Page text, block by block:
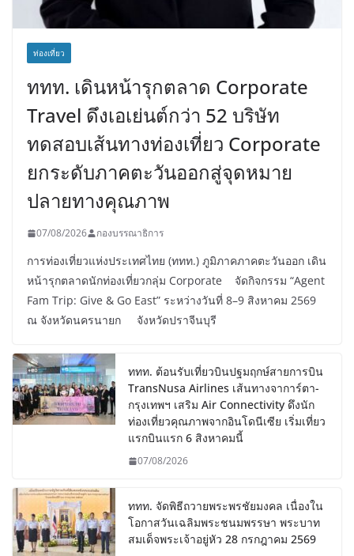
ท่องเที่ยว
ททท. เดินหน้ารุกตลาด Corporate
Travel ดึงเอเย่นต์กว่า 52 บริษัท
ทดสอบเส้นทางท่องเที่ยว Corporate
ยกระดับภาคตะวันออกสู่จุดหมาย
ปลายทางคุณภาพ
07/08/2026 กองบรรณาธิการ
การท่องเที่ยวแห่งประเทศไทย (ททท.) ภูมิภาคภาคตะวันออก เดิน
หน้ารุกตลาดนักท่องเที่ยวกลุ่ม Corporate จัดกิจกรรม “Agent
Fam Trip: Give & Go East” ระหว่างวันที่ 8–9 สิงหาคม 2569
ณ จังหวัดนครนายก จังหวัดปราจีนบุรี
ททท. ต้อนรับเที่ยวบินปฐมฤกษ์สายการบิน
TransNusa Airlines เส้นทางจาการ์ตา-
กรุงเทพฯ เสริม Air Connectivity ดึงนัก
ท่องเที่ยวคุณภาพจากอินโดนีเซีย เริ่มเที่ยว
แรกบินแรก 6 สิงหาคมนี้
07/08/2026
ททท. จัดพิธีถวายพระพรชัยมงคล เนื่องใน
โอกาสวันเฉลิมพระชนมพรรษา พระบาท
สมเด็จพระเจ้าอยู่หัว 28 กรกฎาคม 2569